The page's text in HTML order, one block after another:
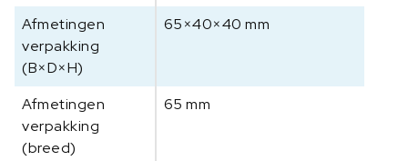
B
B
-
A
6
0
5
Afmetingen
verpakking
(B×D×H)
65×40×40 mm
Afmetingen
verpakking
(breed)
65 mm